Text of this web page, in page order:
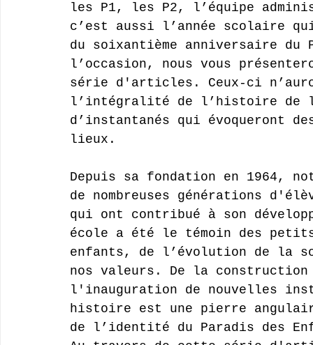
les P1, les P2, l’équipe
c’est aussi l’année scolaire
du soixantième anniversaire du
l’occasion, nous vous
série d'articles. Ceux-ci
l’intégralité de l’histoire
d’instantanés qui évoqueront
lieux.
Depuis sa fondation en 1964,
de nombreuses générations
qui ont contribué à son
école a été le témoin des
enfants, de l’évolution de la
nos valeurs. De la
l'inauguration de nouvelles
histoire est une pierre
de l’identité du Paradis des